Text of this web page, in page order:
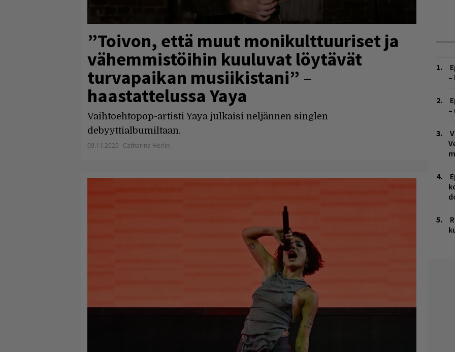
”Toivon, että muut monikulttuuriset ja
vähemmistöihin kuuluvat löytävät
turvapaikan musiikistani” –
haastattelussa Yaya
Vaihtoehtopop-artisti Yaya julkaisi neljännen singlen
debyyttialbumiltaan.
09.11.2025 Catharina Herlin
–